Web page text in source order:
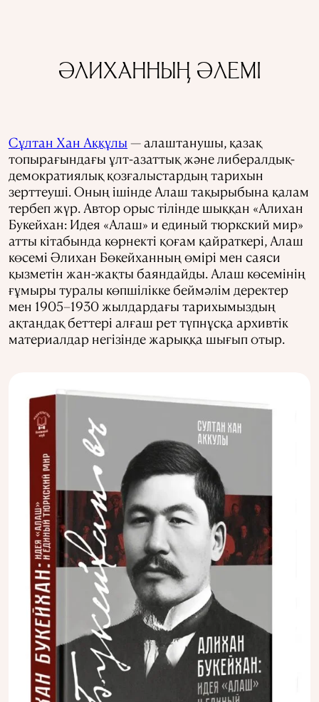
ӘЛИХАННЫҢ ӘЛЕМІ
Сұлтан Хан Аққұлы — алаштанушы, қазақ
топырағындағы ұлт-азаттық және либералдық-
демократиялық қозғалыстардың тарихын
зерттеуші. Оның ішінде Алаш тақырыбына қалам
тербеп жүр. Автор орыс тілінде шыққан «Алихан
Букейхан: Идея «Алаш» и единый тюркский мир»
атты кітабында көрнекті қоғам қайраткері, Алаш
көсемі Әлихан Бөкейханның өмірі мен саяси
қызметін жан-жақты баяндайды. Алаш көсемінің
ғұмыры туралы көпшілікке беймәлім деректер
мен 1905–1930 жылдардағы тарихымыздың
ақтаңдақ беттері алғаш рет түпнұсқа архивтік
материалдар негізінде жарыққа шығып отыр.